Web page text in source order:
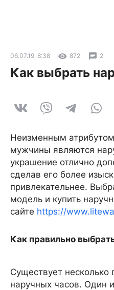
06.07.19, 8:38 872 2
Как выбрать
Неизменным
мужчины являются
украшение отлично
сделав его более
привлекательнее.
модель и купить
сайте https://
Как правильно
Существует несколько
наручных часов. Один